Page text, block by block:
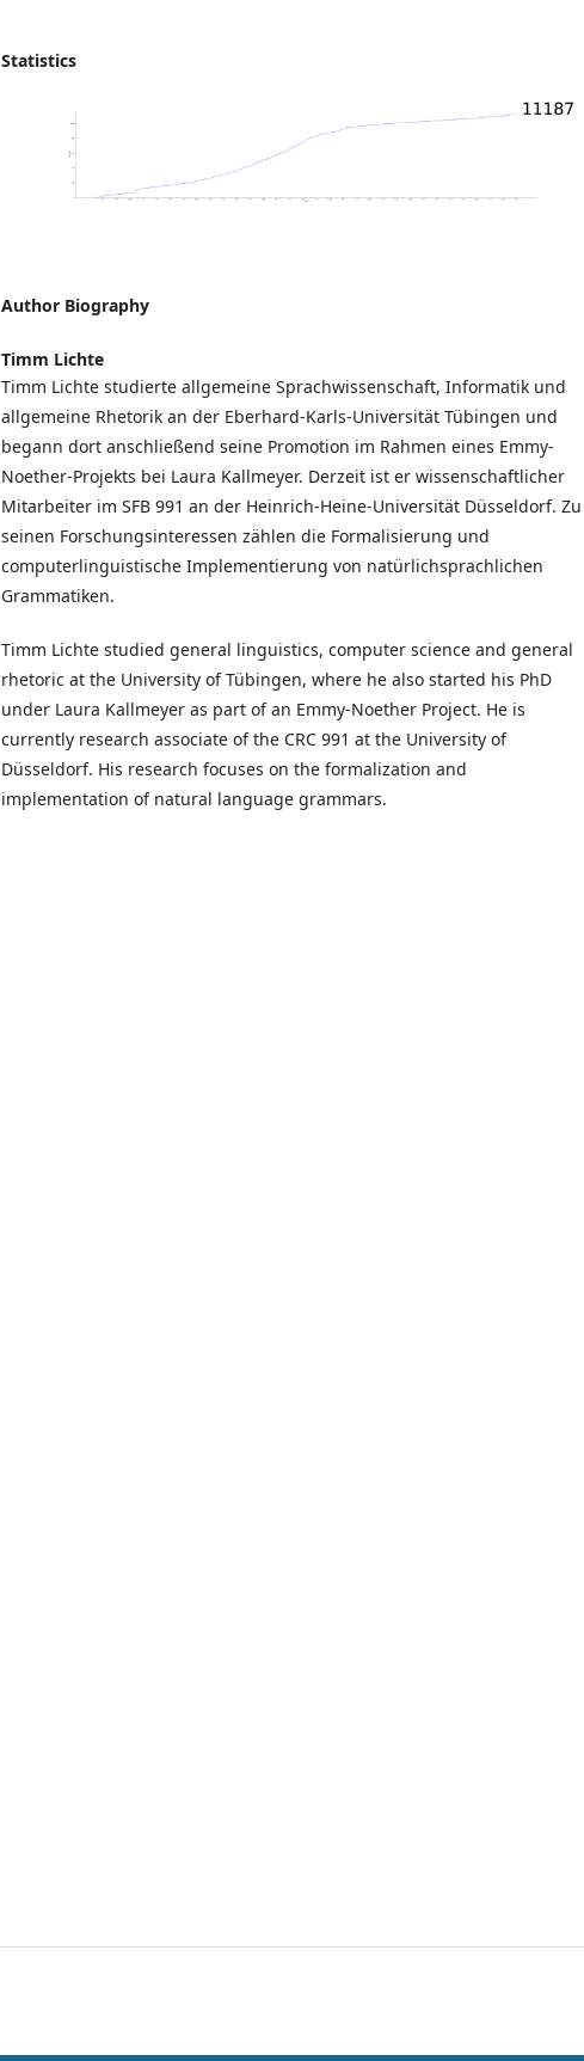
Statistics
Author Biography
Timm Lichte
Timm Lichte studierte allgemeine Sprachwissenschaft, Informatik und
allgemeine Rhetorik an der Eberhard-Karls-Universität Tübingen und
begann dort anschließend seine Promotion im Rahmen eines Emmy-
Noether-Projekts bei Laura Kallmeyer. Derzeit ist er wissenschaftlicher
Mitarbeiter im SFB 991 an der Heinrich-Heine-Universität Düsseldorf. Zu
seinen Forschungsinteressen zählen die Formalisierung und
computerlinguistische Implementierung von natürlichsprachlichen
Grammatiken.
Timm Lichte studied general linguistics, computer science and general
rhetoric at the University of Tübingen, where he also started his PhD
under Laura Kallmeyer as part of an Emmy-Noether Project. He is
currently research associate of the CRC 991 at the University of
Düsseldorf. His research focuses on the formalization and
implementation of natural language grammars.